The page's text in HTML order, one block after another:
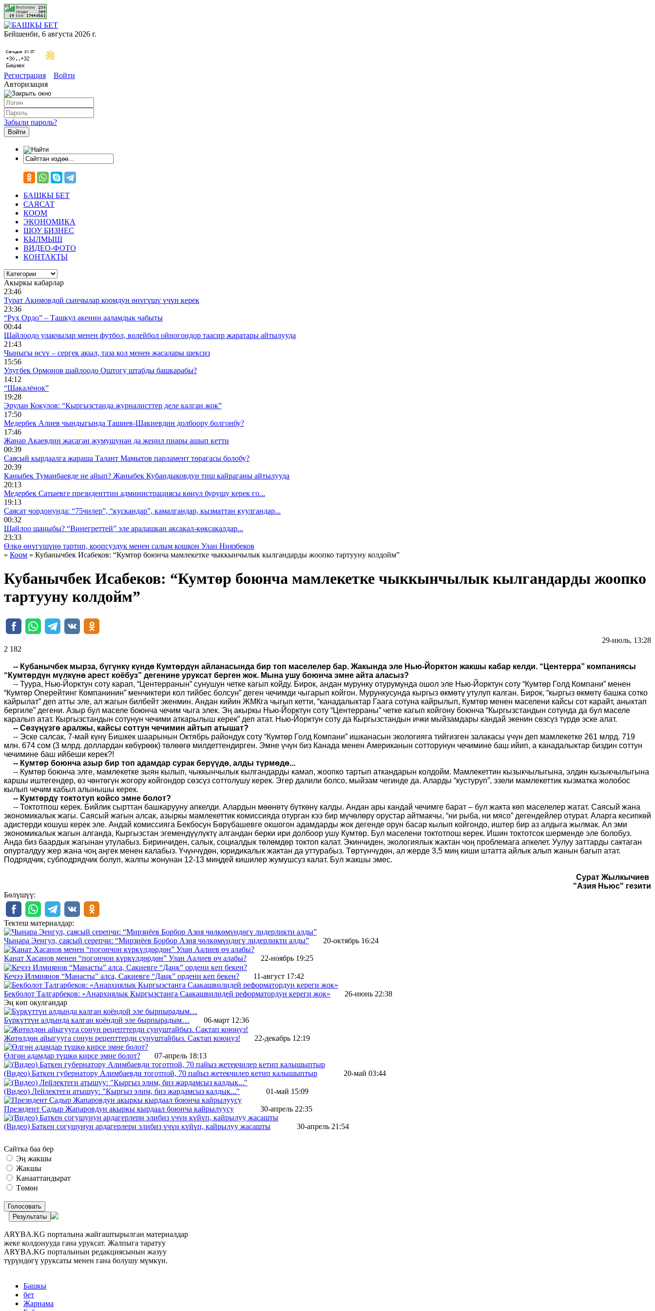
Бейшенби, 6 августа 2026 г.
Регистрация
Войти
Авторизация
Забыли пароль?
БАШКЫ БЕТ
САЯСАТ
КООМ
ЭКОНОМИКА
ШОУ БИЗНЕС
КЫЛМЫШ
ВИДЕО-ФОТО
КОНТАКТЫ
Акыркы кабарлар
23:46
Турат Акимовдой сынчылар коомдун өнүгүшү үчүн керек
23:36
“Рух Ордо” – Ташкул акенин ааламдык чабыты
00:44
Шайлоодо улакчылар менен футбол, волейбол ойногондор таасир жаратары айтылууда
21:43
Чыныгы өсүү – сергек акыл, таза кол менен жасалары шексиз
15:56
Улугбек Ормонов шайлоодо Оштогу штабды башкарабы?
14:12
“Шакалёнок”
19:28
Эрулан Кокулов: “Кыргызстанда журналисттер деле калган жок”
17:50
Медербек Алиев чындыгында Ташиев-Шакиевдин долбоору болгонбу?
17:46
Жанар Акаевдин жасаган жумушунан да жеңил пиары ашып кетти
00:39
Саясый кырдаалга жараша Талант Мамытов парламент төрагасы болобу?
20:39
Каныбек Туманбаевде не айып? Жаныбек Кубандыковдун тиш кайраганы айтылууда
20:13
Медербек Сатыевге президенттин администрациясы көңүл бурушу керек го...
19:13
Саясат чордонунда: “75чилер”, “кускандар”, камалгандар, кызматтан куулгандар...
00:32
Шайлоо шаңыбы? “Винегреттей” эле аралашкан аксакал-көксакалдар...
23:33
Өлкө өнүгүшүнө тартип, коопсуздук менен салым кошкон Улан Ниязбеков
» Коом » Кубанычбек Исабеков: “Кумтөр боюнча мамлекетке чыккынчылык кылгандарды жоопко тартууну колдойм”
Кубанычбек Исабеков: “Кумтөр боюнча мамлекетке чыккынчылык кылгандарды жоопко
тартууну колдойм”
29-июль, 13:28
2 182 ᠌ ᠌ ᠌ ᠌᠌ ᠌ ᠌᠌
-- Кубанычбек мырза, бүгүнкү күндө Кумтөрдүн айланасында бир топ маселелер бар. Жакында эле Нью-Йорктон жакшы кабар келди. “Центерра” компаниясы
“Кумтөрдүн мүлкүнө арест коёбуз” дегенине уруксат берген жок. Мына ушу боюнча эмне айта аласыз?
-- Туура, Нью-Йорктун соту карап, “Центерранын” сунушун четке кагып койду. Бирок, андан мурунку отурумунда ошол эле Нью-Йорктун соту “Кумтөр Голд Компани” менен
“Кумтөр Оперейтинг Компанинин” менчиктери кол тийбес болсун” деген чечимди чыгарып койгон. Мурункусунда кыргыз өкмөтү утулуп калган. Бирок, “кыргыз өкмөтү башка сотко
кайрылат” деп атты эле, ал жагын билбейт экенмин. Андан кийин ЖМКга чыгып кетти, “канадалыктар Гаага сотуна кайрылып, Кумтөр менен маселени кайсы сот карайт, аныктап
бергиле” дегени. Азыр бул маселе боюнча чечим чыга элек. Эң акыркы Нью-Йорктун соту “Центерраны” четке кагып койгону боюнча “Кыргызстандын сотунда да бул маселе
каралып атат. Кыргызстандын сотунун чечими аткарылыш керек” деп атат. Нью-Йорктун соту да Кыргызстандын ички мыйзамдары кандай экенин сөзсүз түрдө эске алат.
-- Сөзүңүзгө аралжы, кайсы соттун чечимин айтып атышат?
-- Эске салсак, 7-май күнү Бишкек шаарынын Октябрь райондук соту “Кумтөр Голд Компани” ишканасын экологияга тийгизген залакасы үчүн деп мамлекетке 261 млрд. 719
млн. 674 сом (3 млрд. доллардан көбүрөөк) төлөөгө милдеттендирген. Эмне үчүн биз Канада менен Американын сотторунун чечимине баш ийип, а канадалыктар биздин соттун
чечимине баш ийбеши керек?!
-- Кумтөр боюнча азыр бир топ адамдар сурак берүүдө, алды түрмөдө...
-- Кумтөр боюнча элге, мамлекетке зыян кылып, чыккынчылык кылгандарды камап, жоопко тартып аткандарын колдойм. Мамлекеттин кызыкчылыгына, элдин кызыкчылыгына
каршы иштегендер, өз чөнтөгүн жогору койгондор сөзсүз соттолушу керек. Эгер далили болсо, мыйзам чегинде да. Аларды “кустуруп”, эзели мамлекеттик кызматка жолобос
кылып чечим кабыл алынышы керек.
-- Кумтөрдү токтотуп койсо эмне болот?
-- Токтотпош керек. Бийлик сырттан башкарууну апкелди. Алардын мөөнөтү бүткөнү калды. Андан ары кандай чечимге барат – бул жакта көп маселелер жатат. Саясый жана
экономикалык жагы. Саясый жагын алсак, азыркы мамлекеттик комиссияда отурган кээ бир мүчөлөрү орустар айтмакчы, “ни рыба, ни мясо” дегендейлер отурат. Аларга кесипкөй
адистерди кошуш керек эле. Андай комиссияга Бекбосун Бөрүбашевге окшогон адамдарды жок дегенде орун басар кылып койгондо, иштер бир аз алдыга жылмак. Ал эми
экономикалык жагын алганда, Кыргызстан эгемендүүлүктү алгандан берки ири долбоор ушу Кумтөр. Бул маселени токтотпош керек. Ишин токтотсок шерменде эле болобуз.
Анда биз баардык жагынан утулабыз. Биринчиден, салык, социалдык төлөмдөр токтоп калат. Экинчиден, экологиялык жактан чоң проблемага апкелет. Уулуу заттарды сактаган
опурталдуу жер жана чоң аңгек менен калабыз. Үчүнчүдөн, юридикалык жактан да уттурабыз. Төртүнчүдөн, ал жерде 3,5 миң киши штатта айлык алып жанын багып атат.
Подрядчик, субподрядчик болуп, жалпы жонунан 12-13 миңдей кишилер жумушсуз калат. Бул жакшы эмес.
Сурат Жылкычиев
"Азия Ньюс" гезити
Бөлүшүү:
Тектеш материалдар:
Чынара Эенгул, саясый серепчи: “Мирзиёев Борбор Азия чөлкөмүндөгү лидерликти алды” 20-октябрь 16:24
Канат Хасанов менен “погончон күркүлдөрдөн” Улан Аалиев өч алабы? 22-ноябрь 19:25
Кечээ Илмиянов “Манасты” алса, Сакиевге “Даңк” ордени кеп бекен? 11-август 17:42
Бекболот Талгарбеков: «Анархиялык Кыргызстанга Саакашвилидей реформатордун кереги жок»
26-июнь 22:38
Эң көп окулгандар
Бүркүттүн алдында калган коёндой эле бырпырадым… 06-март 12:36
Жөтөлдөн айыгууга сонун рецепттерди сунуштайбыз. Сактап коюңуз! 22-декабрь 12:19
Өлгөн адамдар түшкө кирсе эмне болот? 07-апрель 18:13
(Видео) Баткен губернатору Алимбаевди тоготпой, 70 пайыз жетекчилер кетип калышыптыр 20-май 03:44
(Видео) Лейлектеги атышуу: "Кыргыз элим, биз жардамсыз калдык..." 01-май 15:09
Президент Садыр Жапаровдун акыркы кырдаал боюнча кайрылуусу 30-апрель 22:35
(Видео) Баткен согушунун ардагерлери элибиз үчүн күйүп, кайрылуу жасашты 30-апрель 21:54
Сайтка баа бер
Эң жакшы
Жакшы
Канааттандырат
Төмөн
Голосовать
Результаты
ARYBA.KG порталына жайгаштырылган материалдар
жеке колдонууда гана уруксат. Жалпыга таратуу
ARYBA.KG порталынын редакциясынын жазуу
түрүндөгү уруксаты менен гана болушу мүмкүн.
Башкы
бет
Жарнама